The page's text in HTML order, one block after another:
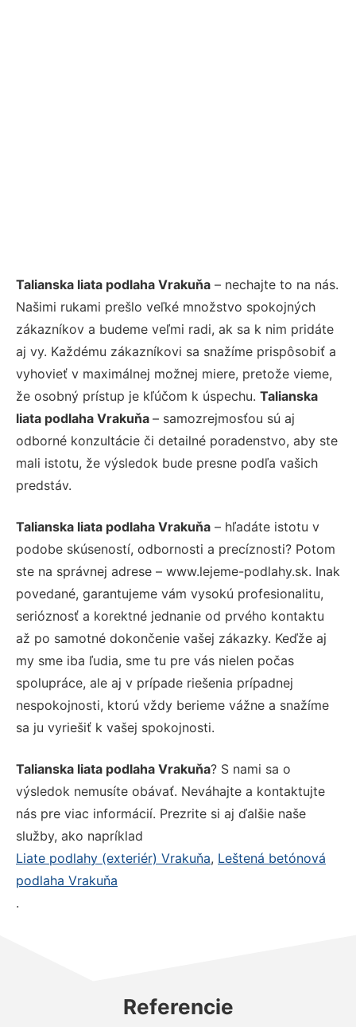
Talianska liata podlaha Vrakuňa – nechajte to na nás.
Našimi rukami prešlo veľké množstvo spokojných
zákazníkov a budeme veľmi radi, ak sa k nim pridáte
aj vy. Každému zákazníkovi sa snažíme prispôsobiť a
vyhovieť v maximálnej možnej miere, pretože vieme,
že osobný prístup je kľúčom k úspechu. Talianska
liata podlaha Vrakuňa – samozrejmosťou sú aj
odborné konzultácie či detailné poradenstvo, aby ste
mali istotu, že výsledok bude presne podľa vašich
predstáv.
Talianska liata podlaha Vrakuňa – hľadáte istotu v
podobe skúseností, odbornosti a precíznosti? Potom
ste na správnej adrese – www.lejeme-podlahy.sk. Inak
povedané, garantujeme vám vysokú profesionalitu,
serióznosť a korektné jednanie od prvého kontaktu
až po samotné dokončenie vašej zákazky. Keďže aj
my sme iba ľudia, sme tu pre vás nielen počas
spolupráce, ale aj v prípade riešenia prípadnej
nespokojnosti, ktorú vždy berieme vážne a snažíme
sa ju vyriešiť k vašej spokojnosti.
Talianska liata podlaha Vrakuňa? S nami sa o
výsledok nemusíte obávať. Neváhajte a kontaktujte
nás pre viac informácií. Prezrite si aj ďalšie naše
služby, ako napríklad
Liate podlahy (exteriér) Vrakuňa, Leštená betónová
podlaha Vrakuňa
.
Referencie